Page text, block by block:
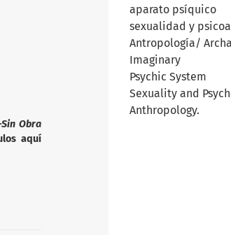
aparato psíquico
sexualidad y
Antropología/
Imaginary
Psychic System
Sexuality and
Anthropology.
Obra
aquí